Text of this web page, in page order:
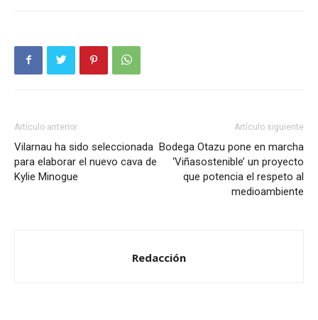
Artículo anterior
Vilarnau ha sido seleccionada
para elaborar el nuevo cava de
Kylie Minogue
Artículo siguiente
Bodega Otazu pone en marcha
‘Viñasostenible’ un proyecto
que potencia el respeto al
medioambiente
Redacción